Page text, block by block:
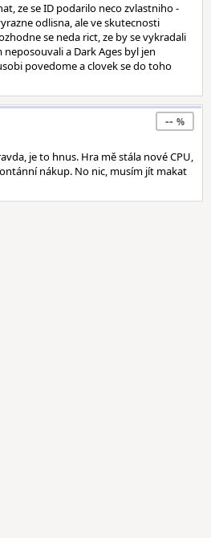
ze se ID podarilo neco zvlastniho -
odlisna, ale ve skutecnosti
se neda rict, ze by se vykradali
a Dark Ages byl jen
povedome a clovek se do toho
--
je to hnus. Hra mě stála nové CPU,
nákup. No nic, musím jít makat